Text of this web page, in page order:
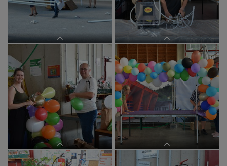
Die Anwesenheit bei der Hl. Messe
Die Anwesenheit bei der Hl. Messe
ist wichtig.
Vorbereitungen für das Pfarrfest